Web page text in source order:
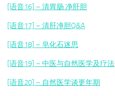
[语音16] – 清胃肠 净肝胆
[语音17] – 清肝净胆Q&A
[语音18] – 皂化石迷思
[语音19] – 中医与自然医学及疗法
[语音20] – 自然医学谈更年期